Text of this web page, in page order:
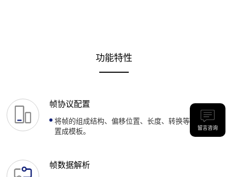
功能特性
帧协议配置
将帧的组成结构、偏移位置、长度、转换等信息配
置成模板。
帧数据解析
留言咨询